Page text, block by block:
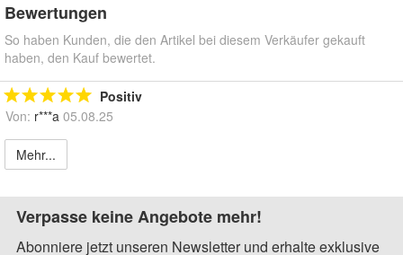
Bewertungen
So haben Kunden, die den Artikel bei diesem Verkäufer gekauft
haben, den Kauf bewertet.
Positiv
Von: r***a 05.08.25
Mehr...
Verpasse keine Angebote mehr!
Abonniere jetzt unseren Newsletter und erhalte exklusive